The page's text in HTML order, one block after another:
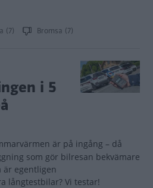
(7) Bromsa (7)
i 5
är på ingång – då
som gör bilresan bekvämare
är egentligen
långtestbilar? Vi testar!